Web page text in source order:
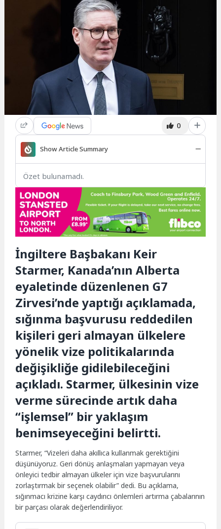
0
Show Article Summary
Özet bulunamadı.
İngiltere Başbakanı Keir
Starmer, Kanada’nın Alberta
eyaletinde düzenlenen G7
Zirvesi’nde yaptığı açıklamada,
sığınma başvurusu reddedilen
kişileri geri almayan ülkelere
yönelik vize politikalarında
değişikliğe gidilebileceğini
açıkladı. Starmer, ülkesinin vize
verme sürecinde artık daha
“işlemsel” bir yaklaşım
benimseyeceğini belirtti.
Starmer, “Vizeleri daha akıllıca kullanmak gerektiğini
düşünüyoruz. Geri dönüş anlaşmaları yapmayan veya
önleyici tedbir almayan ülkeler için vize başvurularını
zorlaştırmak bir seçenek olabilir” dedi. Bu açıklama,
sığınmacı krizine karşı caydırıcı önlemleri artırma çabalarının
bir parçası olarak değerlendiriliyor.